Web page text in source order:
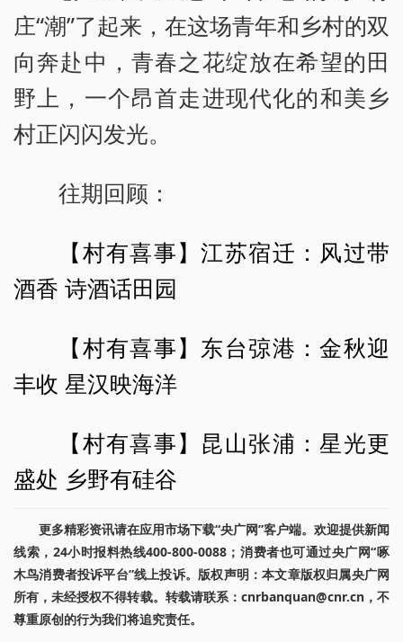
庄“潮”了起来，在这场青年和乡村的双
向奔赴中，青春之花绽放在希望的田
野上，一个昂首走进现代化的和美乡
村正闪闪发光。
往期回顾：
【村有喜事】江苏宿迁：风过带
酒香 诗酒话田园
【村有喜事】东台弶港：金秋迎
丰收 星汉映海洋
【村有喜事】昆山张浦：星光更
盛处 乡野有硅谷
更多精彩资讯请在应用市场下载“央广网”客户端。欢迎提供新闻
线索，24小时报料热线400-800-0088；消费者也可通过央广网“啄
木鸟消费者投诉平台”线上投诉。版权声明：本文章版权归属央广网
所有，未经授权不得转载。转载请联系：cnrbanquan@cnr.cn，不
尊重原创的行为我们将追究责任。